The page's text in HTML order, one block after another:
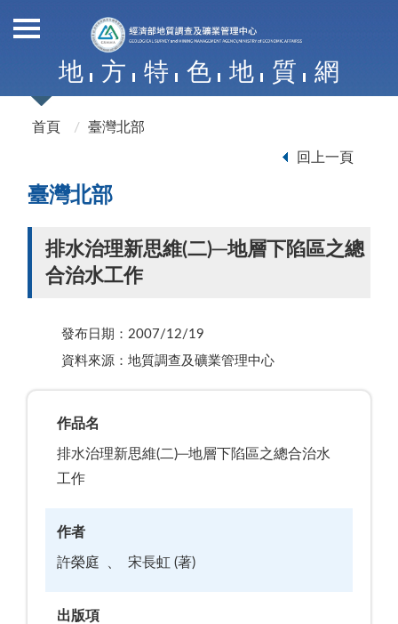
地 方 特 色 地 質 網
首頁 臺灣北部
回上一頁
臺灣北部
排水治理新思維(二)─地層下陷區之總
合治水工作
發布日期：2007/12/19
資料來源：地質調查及礦業管理中心
作品名
排水治理新思維(二)─地層下陷區之總合治水
工作
作者
許榮庭 宋長虹 (著)
出版項